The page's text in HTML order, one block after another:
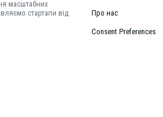
Про нас
Consent Preferences
масштабних
стартапи від